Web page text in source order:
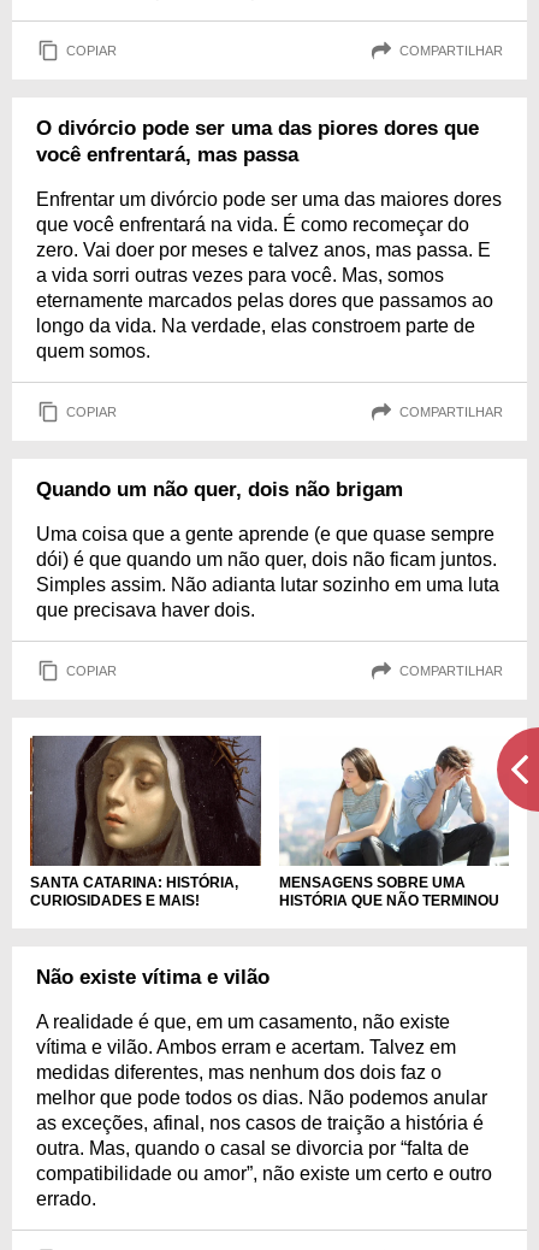
COPIAR COMPARTILHAR
O divórcio pode ser uma das piores dores que
você enfrentará, mas passa
Enfrentar um divórcio pode ser uma das maiores dores
que você enfrentará na vida. É como recomeçar do
zero. Vai doer por meses e talvez anos, mas passa. E
a vida sorri outras vezes para você. Mas, somos
eternamente marcados pelas dores que passamos ao
longo da vida. Na verdade, elas constroem parte de
quem somos.
COPIAR COMPARTILHAR
Quando um não quer, dois não brigam
Uma coisa que a gente aprende (e que quase sempre
dói) é que quando um não quer, dois não ficam juntos.
Simples assim. Não adianta lutar sozinho em uma luta
que precisava haver dois.
COPIAR COMPARTILHAR
SANTA CATARINA: HISTÓRIA,
CURIOSIDADES E MAIS!
MENSAGENS SOBRE UMA
HISTÓRIA QUE NÃO TERMINOU
Não existe vítima e vilão
A realidade é que, em um casamento, não existe
vítima e vilão. Ambos erram e acertam. Talvez em
medidas diferentes, mas nenhum dos dois faz o
melhor que pode todos os dias. Não podemos anular
as exceções, afinal, nos casos de traição a história é
outra. Mas, quando o casal se divorcia por “falta de
compatibilidade ou amor”, não existe um certo e outro
errado.